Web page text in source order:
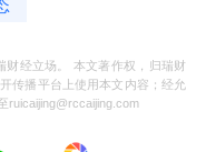
财经立场。 本文著作权，归瑞财
传播平台上使用本文内容；经允
ruicaijing@rccaijing.com